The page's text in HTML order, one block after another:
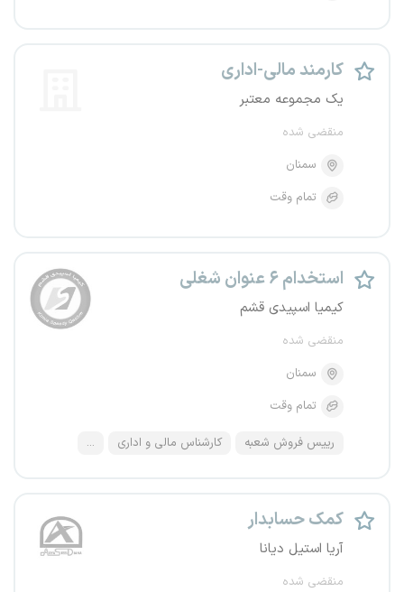
کارمند مالی-اداری
یک مجموعه معتبر
منقضی شده
سمنان
تمام وقت
استخدام ۶ عنوان شغلی
کیمیا اسپیدی قشم
منقضی شده
سمنان
تمام وقت
رییس فروش شعبه کارشناس مالی و اداری ...
کمک حسابدار
آریا استیل دیانا
منقضی شده